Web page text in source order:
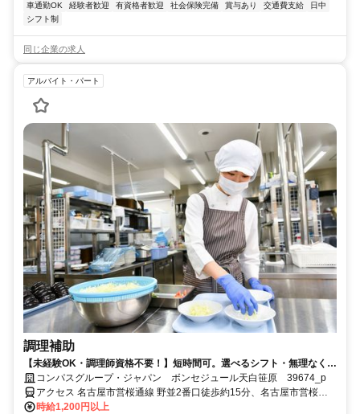
車通勤OK 経験者歓迎 有資格者歓迎 社会保険完備 賞与あり 交通費支給
日中
シフト制
同じ企業の求人
アルバイト・パート
調理補助
【未経験OK・調理師資格不要！】短時間可。選べるシフト・無理なく安
定ワーク！
コンパスグループ・ジャパン ボンセジュール天白笹原 39674_p
アクセス 名古屋市営桜通線 野並2番口徒歩約15分、名古屋市営桜通
線 鳴子北2番口徒歩約20分、名古屋市営名城線 瑞穂運動場東2番口徒
時給1,200円以上